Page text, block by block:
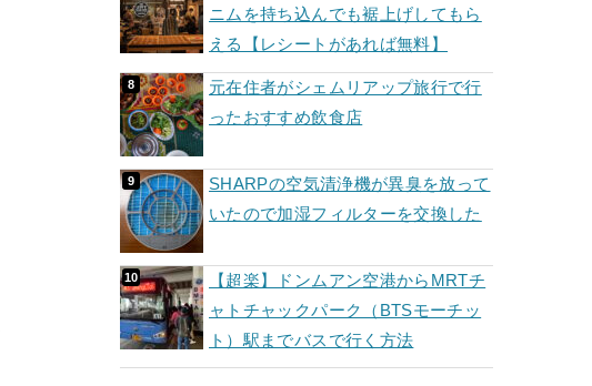
ニムを持ち込んでも裾上げしてもら
える【レシートがあれば無料】
元在住者がシェムリアップ旅行で行
ったおすすめ飲食店
SHARPの空気清浄機が異臭を放って
いたので加湿フィルターを交換した
【超楽】ドンムアン空港からMRTチ
ャトチャックパーク（BTSモーチッ
ト）駅までバスで行く方法